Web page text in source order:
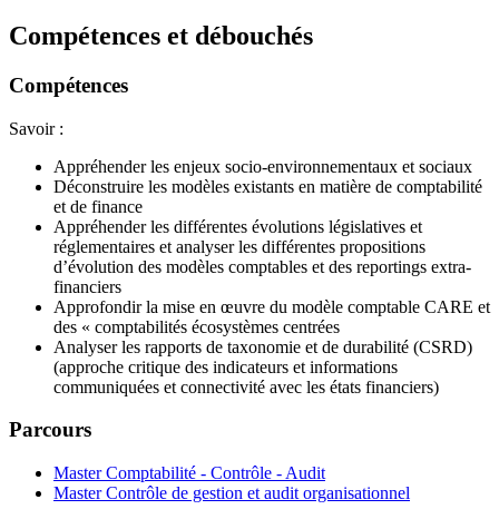
Compétences et débouchés
Compétences
Savoir :
Appréhender les enjeux socio-environnementaux et sociaux
Déconstruire les modèles existants en matière de comptabilité
et de finance
Appréhender les différentes évolutions législatives et
réglementaires et analyser les différentes propositions
d’évolution des modèles comptables et des reportings extra-
financiers
Approfondir la mise en œuvre du modèle comptable CARE et
des « comptabilités écosystèmes centrées
Analyser les rapports de taxonomie et de durabilité (CSRD)
(approche critique des indicateurs et informations
communiquées et connectivité avec les états financiers)
Parcours
Master Comptabilité - Contrôle - Audit
Master Contrôle de gestion et audit organisationnel